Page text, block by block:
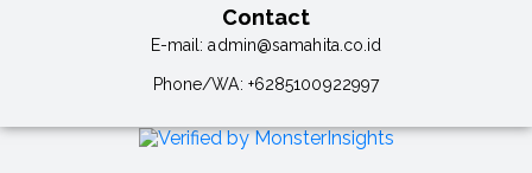
Contact
E-mail:admin@samahita.co.id
Phone/WA: +6285100922997